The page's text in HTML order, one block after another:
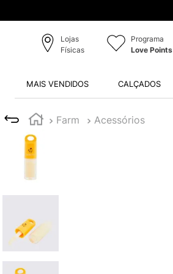
Lojas
Físicas
Programa
Love Points
MAIS VENDIDOS CALÇADOS
Farm Acessórios